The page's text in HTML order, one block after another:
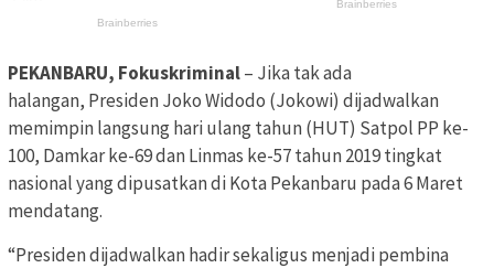
PEKANBARU, Fokuskriminal– Jika tak ada
halangan, Presiden Joko Widodo (Jokowi) dijadwalkan
memimpin langsung hari ulang tahun (HUT) Satpol PP ke-
100, Damkar ke-69 dan Linmas ke-57 tahun 2019 tingkat
nasional yang dipusatkan di Kota Pekanbaru pada 6 Maret
mendatang.
“Presiden dijadwalkan hadir sekaligus menjadi pembina